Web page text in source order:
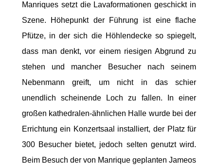
Manriques setzt die Lavaformationen geschickt in
Szene. Höhepunkt der Führung ist eine flache
Pfütze, in der sich die Höhlendecke so spiegelt,
dass man denkt, vor einem riesigen Abgrund zu
stehen und mancher Besucher nach seinem
Nebenmann greift, um nicht in das schier
unendlich scheinende Loch zu fallen. In einer
großen kathedralen-ähnlichen Halle wurde bei der
Errichtung ein Konzertsaal installiert, der Platz für
300 Besucher bietet, jedoch selten genutzt wird.
Beim Besuch der von Manrique geplanten Jameos